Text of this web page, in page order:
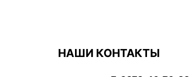
НАШИ КОНТАКТЫ